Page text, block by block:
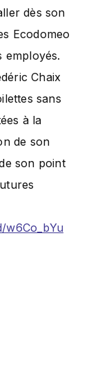
dès son
Ecodomeo
employés.
Chaix
sans
à la
de son
son point